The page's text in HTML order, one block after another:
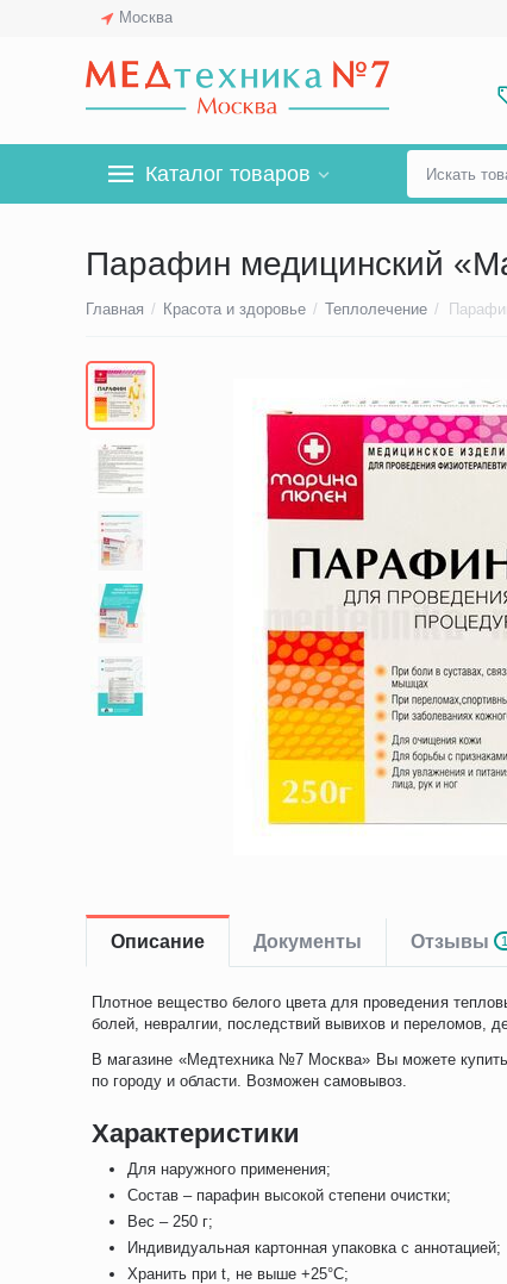
Москва
Каталог товаров
Парафин медицинский
Главная / Красота и здоровье / Теплолечение /
Описание Документы Отзывы 1
Плотное вещество белого цвета для проведения
болей, невралгии, последствий вывихов и переломов,
В магазине «Медтехника №7 Москва» Вы можете
по городу и области. Возможен самовывоз.
Характеристики
Для наружного применения;
Состав – парафин высокой степени очистки;
Вес – 250 г;
Индивидуальная картонная упаковка с аннотацией;
Хранить при t, не выше +25°C;